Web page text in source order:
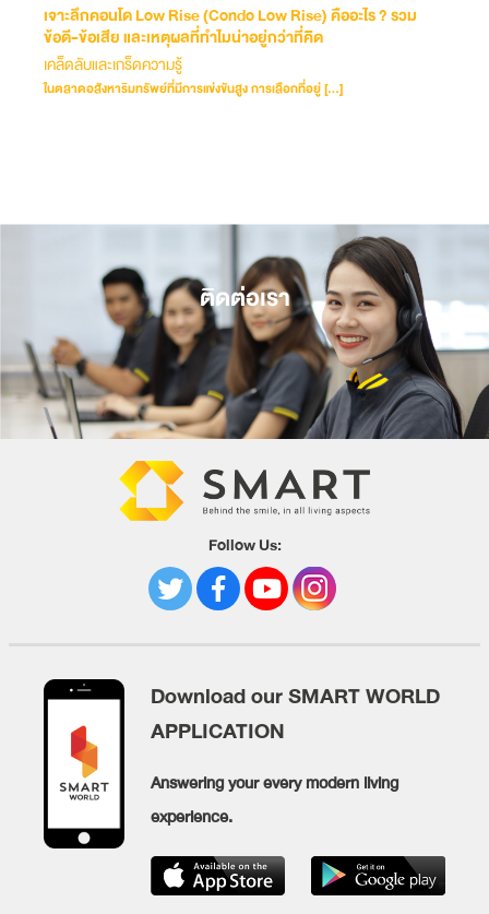
เจาะลึกคอนโด Low Rise (Condo Low Rise) คืออะไร ? รวม
ข้อดี-ข้อเสีย และเหตุผลที่ทำไมน่าอยู่กว่าที่คิด
เคล็ดลับและเกร็ดความรู้
ในตลาดอสังหาริมทรัพย์ที่มีการแข่งขันสูง การเลือกที่อยู่ […]
ติดต่อเรา
Follow Us:
Download our SMART WORLD
APPLICATION
Answering your every modern living
experience.